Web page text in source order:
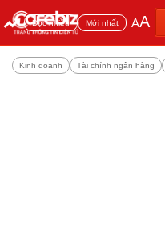
Đọc nhiều Mới nhất AA
Kinh doanh Tài chính ngân hàng